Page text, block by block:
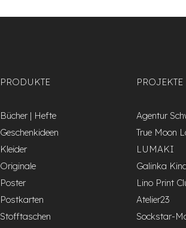
PRODUKTE
Bücher | Hefte
Geschenkideen
Kleider
Originale
Poster
Postkarten
Stofftaschen
PROJEKTE
Agentur
True Moon
LUMAKI
Galinka
Lino Print
Atelier23
Sockstar-